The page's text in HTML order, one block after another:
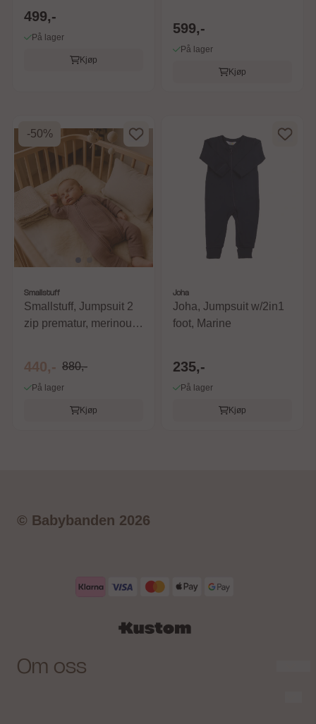
499,-
På lager
Kjøp
599,-
På lager
Kjøp
-50%
Smallstuff
Smallstuff, Jumpsuit 2
zip prematur, merinoull,
440,- 880,-
På lager
Kjøp
Joha
Joha, Jumpsuit w/2in1
foot, Marine
235,-
På lager
Kjøp
© Babybanden 2026
Om oss